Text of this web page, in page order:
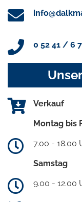
0 52 41 / 6
Verkauf
Montag bis
7.00 - 18.00
Samstag
9.00 - 12.00